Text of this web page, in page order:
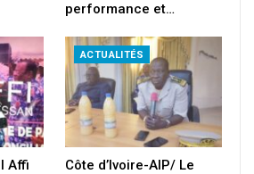
performance et…
Affi
ACTUALITÉS
Côte d’Ivoire-AIP/ Le